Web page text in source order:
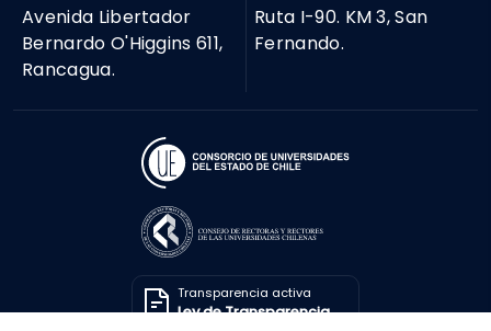
Avenida Libertador
Bernardo O'Higgins 611,
Rancagua.
Ruta I-90. KM 3, San
Fernando.
Transparencia activa
Ley de Transparencia